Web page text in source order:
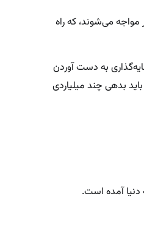
می‌شوند، که راه‌
به دست آوردن
بدهی چند میلیاردی